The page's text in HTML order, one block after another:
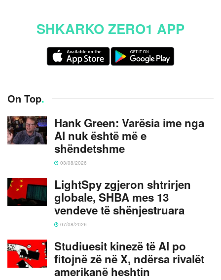
SHKARKO ZERO1 APP
On Top.
Hank Green: Varësia ime nga
AI nuk është më e
shëndetshme
03/08/2026
LightSpy zgjeron shtrirjen
globale, SHBA mes 13
vendeve të shënjestruara
07/08/2026
Studiuesit kinezë të AI po
fitojnë zë në X, ndërsa rivalët
amerikanë heshtin